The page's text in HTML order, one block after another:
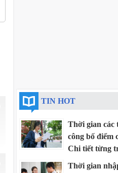
TIN HOT
Thời gian
công bố điểm
Chi tiết từng
Thời gian